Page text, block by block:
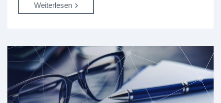
Weiterlesen